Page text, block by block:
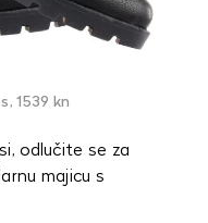
1539 kn
odlučite se za
majicu s